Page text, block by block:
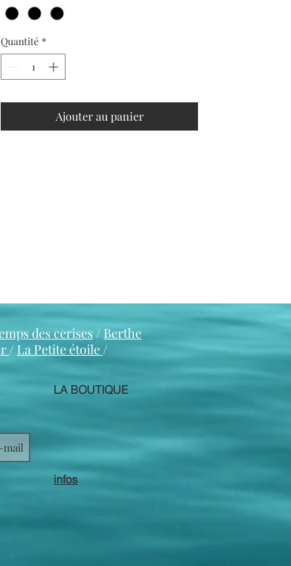
Quantité *
Ajouter au panier
des cerises / Berthe
/ La Petite étoile /
LA BOUTIQUE
infos